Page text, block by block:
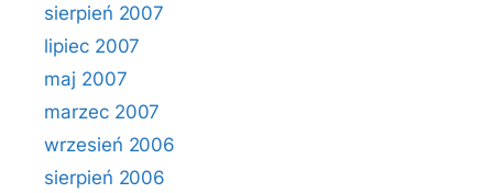
sierpień 2007
lipiec 2007
maj 2007
marzec 2007
wrzesień 2006
sierpień 2006